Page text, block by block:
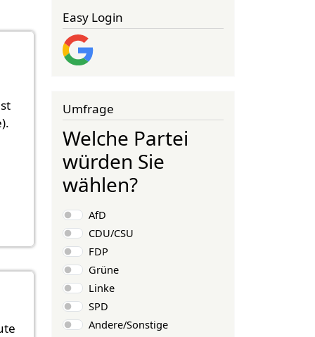
Easy Login
Umfrage
Welche Partei
würden Sie
wählen?
Auswahlmöglichkeiten
AfD
CDU/CSU
FDP
Grüne
Linke
SPD
Andere/Sonstige